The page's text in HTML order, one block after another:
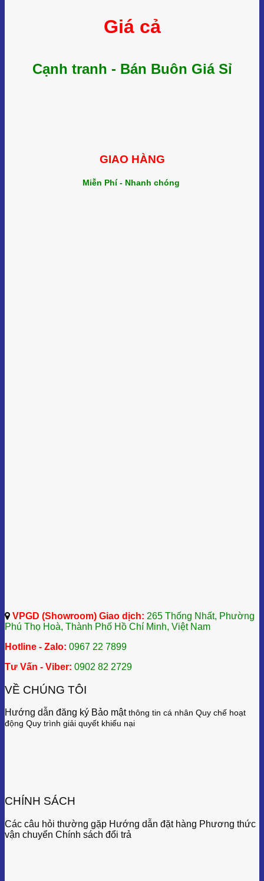
Giá cả
Cạnh tranh - Bán Buôn Giá Sỉ
GIAO HÀNG
Miễn Phí - Nhanh chóng
VPGD (Showroom) Giao dịch: 265 Thống Nhất, Phường
Phú Thọ Hoà, Thành Phố Hồ Chí Minh, Việt Nam
Hotline - Zalo: 0967 22 7899
Tư Vấn - Viber: 0902 82 2729
VỀ CHÚNG TÔI
Hướng dẫn đăng ký Bảo mậtthông tin cá nhân Quy chế hoạt
động Quy trình giải quyết khiếu nại
CHÍNH SÁCH
Các câu hỏi thường gặp Hướng dẫn đặt hàng Phương thức
vận chuyển Chính sách đổi trả